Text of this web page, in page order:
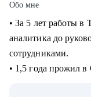
Обо мне
• За 5 лет работы в
аналитика до
сотрудниками.
• 1,5 года прожил в